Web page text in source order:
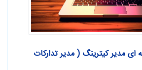
مدیر کیترینگ ( مدیر تدارکات